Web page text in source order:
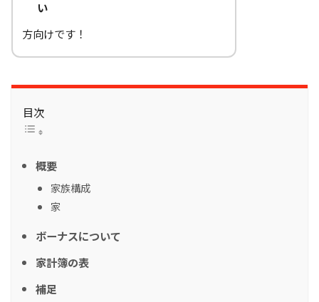
い
方向けです！
目次
概要
家族構成
家
ボーナスについて
家計簿の表
補足